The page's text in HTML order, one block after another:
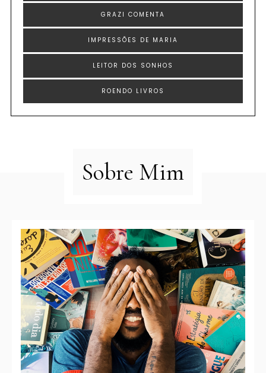
GRAZI COMENTA
IMPRESSÕES DE MARIA
LEITOR DOS SONHOS
ROENDO LIVROS
Sobre Mim